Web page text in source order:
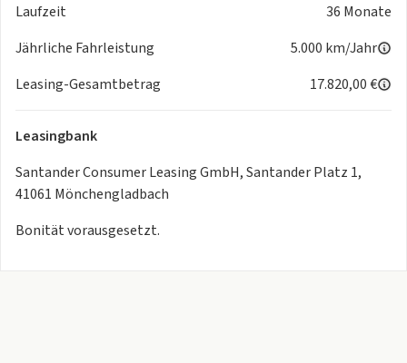
Laufzeit
36 Monate
Jährliche Fahrleistung
5.000 km/Jahr
Leasing-Gesamtbetrag
17.820,00 €
Leasingbank
Santander Consumer Leasing GmbH, Santander Platz 1,
41061 Mönchengladbach
Bonität vorausgesetzt.